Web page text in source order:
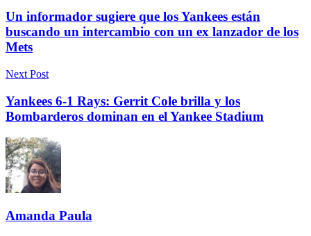
Un informador sugiere que los Yankees están
buscando un intercambio con un ex lanzador de los
Mets
Next Post
Yankees 6-1 Rays: Gerrit Cole brilla y los
Bombarderos dominan en el Yankee Stadium
Amanda Paula